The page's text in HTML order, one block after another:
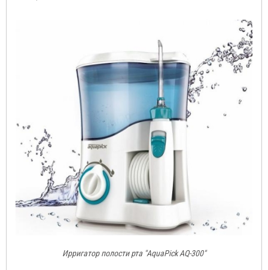
Ирригатор полости рта "AquaPick AQ-300"